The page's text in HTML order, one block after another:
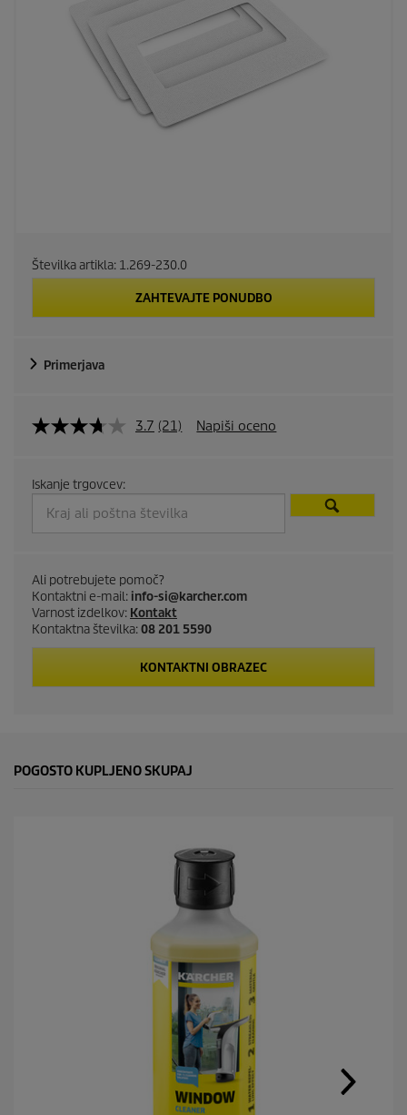
Številka artikla: 1.269-230.0
ZAHTEVAJTE PONUDBO
Primerjava
3.7 (21) Napiši oceno
Iskanje trgovcev:
Ali potrebujete pomoč?
Kontaktni e-mail: info-si@karcher.com
Varnost izdelkov: Kontakt
Kontaktna številka:08 201 5590
KONTAKTNI OBRAZEC
POGOSTO KUPLJENO SKUPAJ